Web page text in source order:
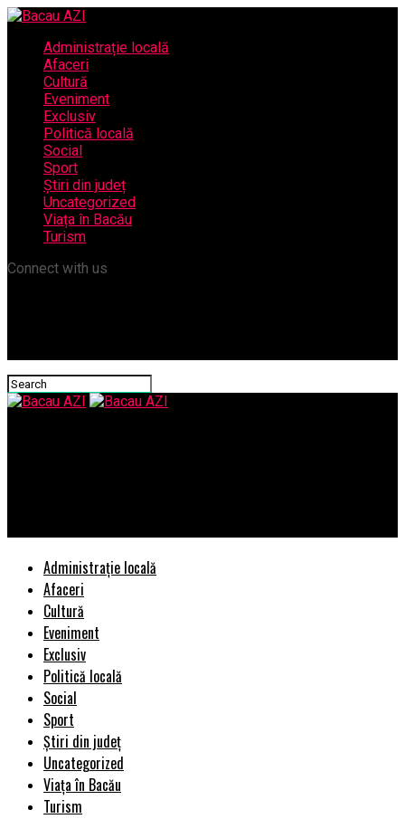
Administrație locală
Afaceri
Cultură
Eveniment
Exclusiv
Politică locală
Social
Sport
Știri din județ
Uncategorized
Viața în Bacău
Turism
Connect with us
Administrație locală
Afaceri
Cultură
Eveniment
Exclusiv
Politică locală
Social
Sport
Știri din județ
Uncategorized
Viața în Bacău
Turism